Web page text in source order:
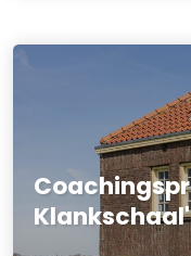
Klankschaal'